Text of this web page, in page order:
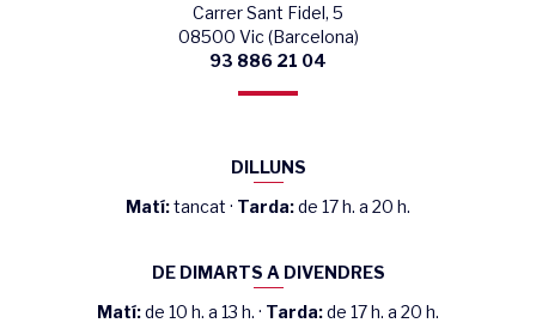
Carrer Sant Fidel, 5
08500 Vic (Barcelona)
93 886 21 04
DILLUNS
Matí:tancat · Tarda:de 17 h. a 20 h.
DE DIMARTS A DIVENDRES
Matí:de 10 h. a 13 h. · Tarda:de 17 h. a 20 h.